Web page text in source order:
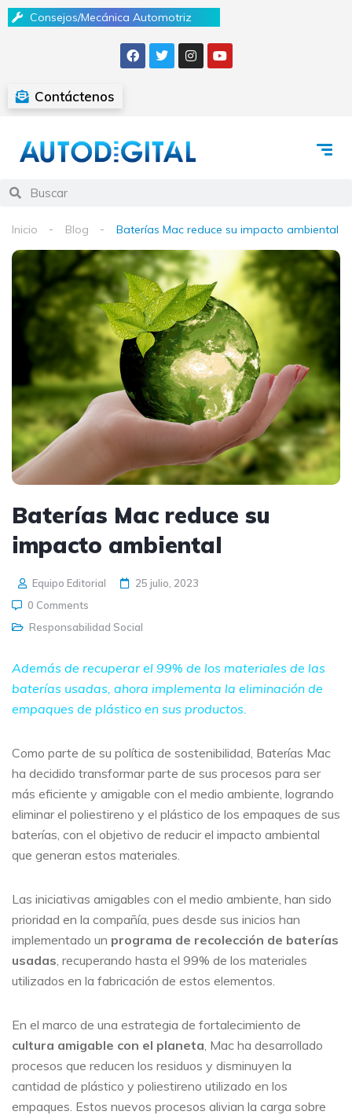
Consejos/Mecánica Automotriz
Contáctenos
Inicio Blog Baterías Mac reduce su impacto ambiental
Baterías Mac reduce su
impacto ambiental
Equipo Editorial
25 julio, 2023
0 Comments
Responsabilidad Social
Además de recuperar el 99% de los materiales de las
baterías usadas, ahora implementa la eliminación de
empaques de plástico en sus productos.
Como parte de su política de sostenibilidad, Baterías Mac
ha decidido transformar parte de sus procesos para ser
más eficiente y amigable con el medio ambiente, logrando
eliminar el poliestireno y el plástico de los empaques de sus
baterías, con el objetivo de reducir el impacto ambiental
que generan estos materiales.
Las iniciativas amigables con el medio ambiente, han sido
prioridad en la compañía, pues desde sus inicios han
implementado un programa de recolección de baterías
usadas , recuperando hasta el 99% de los materiales
utilizados en la fabricación de estos elementos.
En el marco de una estrategia de fortalecimiento de
cultura amigable con el planeta , Mac ha desarrollado
procesos que reducen los residuos y disminuyen la
cantidad de plástico y poliestireno utilizado en los
empaques. Estos nuevos procesos alivian la carga sobre